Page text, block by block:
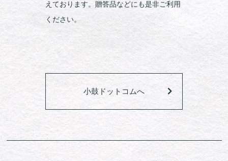
えております。贈答品などにも是非ご利用
ください。
小鼓ドットコムへ